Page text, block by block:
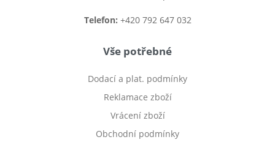
Telefon: +420 792 647 032
Vše potřebné
Dodací a plat. podmínky
Reklamace zboží
Vrácení zboží
Obchodní podmínky